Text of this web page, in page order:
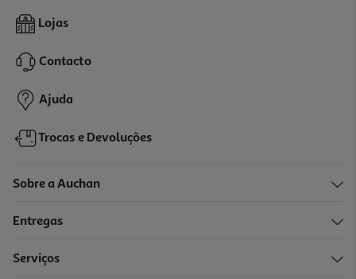
Lojas
Contacto
Ajuda
Trocas e Devoluções
Sobre a Auchan
Entregas
Serviços